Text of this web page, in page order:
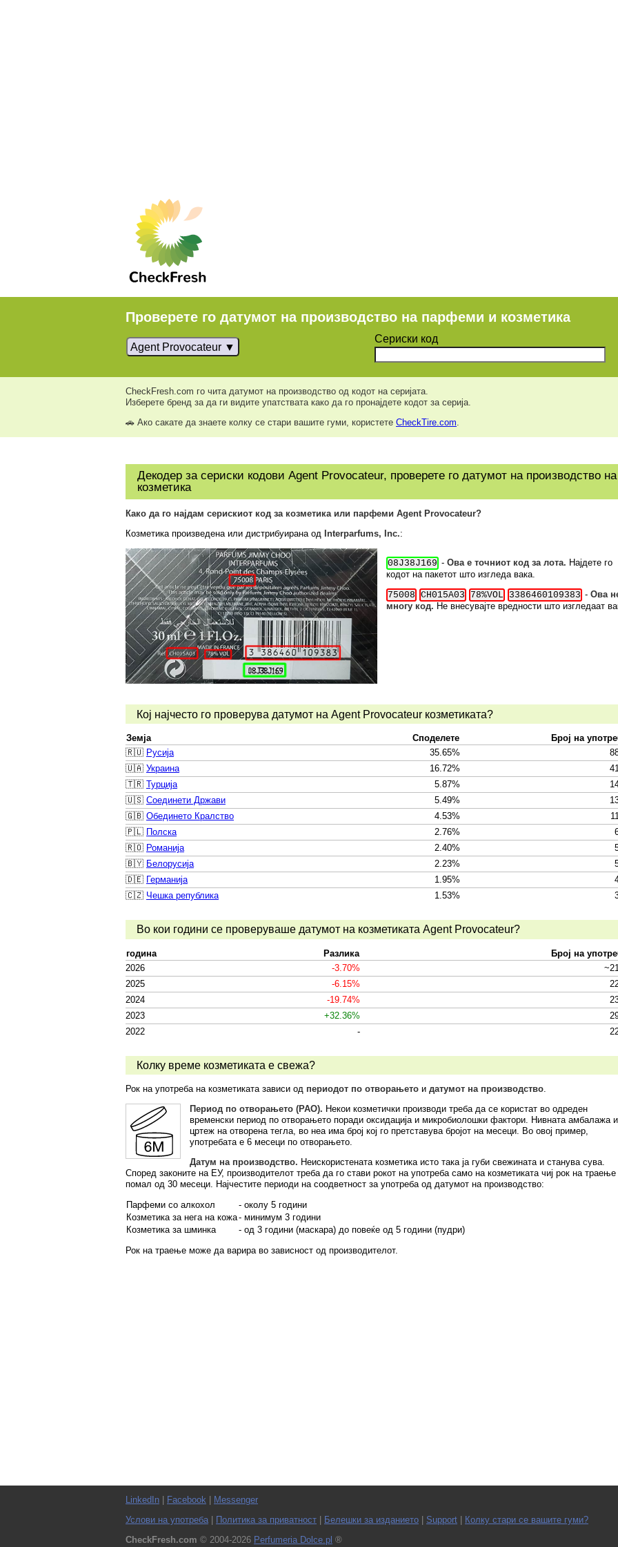
Проверете го датумот на производство на парфеми и козметика
Agent Provocateur
Сериски код
CheckFresh.com го чита датумот на производство од кодот на серијата.
Изберете бренд за да ги видите упатствата како да го пронајдете кодот за серија.
🚗 Ако сакате да знаете колку се стари вашите гуми, користете CheckTire.com
Декодер за сериски кодови Agent Provocateur, проверете го датумот на производство на
козметика
Како да го најдам серискиот код за козметика или парфеми Agent Provocateur?
Козметика произведена или дистрибуирана од Interparfums, Inc.:
08J38J169 - Ова е точниот код за лота. Најдете го
кодот на пакетот што изгледа вака.
75008 CH015A03 78%VOL 3386460109383 - Ова
многу код. Не внесувајте вредности што изгледаат
Кој најчесто го проверува датумот на Agent Provocateur козметиката?
Земја Споделете
Број на
🇷🇺 Русија 35.65%
🇺🇦 Украина 16.72%
🇹🇷 Турција 5.87%
🇺🇸 Соединети Држави 5.49%
🇬🇧 Обединето Кралство 4.53%
🇵🇱 Полска 2.76%
🇷🇴 Романија 2.40%
🇧🇾 Белорусија 2.23%
🇩🇪 Германија 1.95%
🇨🇿 Чешка република 1.53%
Во кои години се проверуваше датумот на козметиката Agent Provocateur?
година Разлика
Број на
2026
-3.70%
2025
-6.15%
2024
-19.74%
2023
+32.36%
2022
-
Колку време козметиката е свежа?
Рок на употреба на козметиката зависи од периодот по отворањето и датумот на производство.
Период по отворањето (PAO). Некои козметички производи треба да се користат во одреден
временски период по отворањето поради оксидација и микробиолошки фактори. Нивната амбалажа
цртеж на отворена тегла, во неа има број кој го претставува бројот на месеци. Во овој пример,
употребата е 6 месеци по отворањето.
Датум на производство. Неискористената козметика исто така ја губи свежината и станува сува.
Според законите на ЕУ, производителот треба да го стави рокот на употреба само на козметиката чиј рок на траење
помал од 30 месеци. Најчестите периоди на соодветност за употреба од датумот на производство:
Парфеми со алкохол
- околу 5 години
Козметика за нега на кожа- минимум 3 години
Козметика за шминка
- од 3 години (маскара) до повеќе од 5 години (пудри)
Рок на траење може да варира во зависност од производителот.
LinkedIn Facebook
Messenger
Услови на употреба
Политика за приватност Белешки за изданието Support
Колку стари се вашите гуми?
CheckFresh.com © 2004-2026 Perfumeria Dolce.pl ®